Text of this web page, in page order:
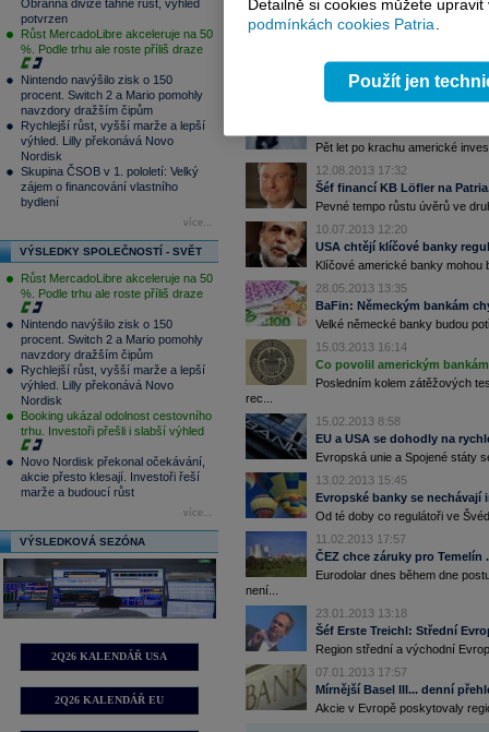
Obranná divize táhne růst, výhled
potvrzen
Růst MercadoLibre akceleruje na 50
%. Podle trhu ale roste příliš draze
Nintendo navýšilo zisk o 150
procent. Switch 2 a Mario pomohly
navzdory dražším čipům
Rychlejší růst, vyšší marže a lepší
výhled. Lilly překonává Novo
Nordisk
Skupina ČSOB v 1. pololetí: Velký
zájem o financování vlastního
bydlení
více...
VÝSLEDKY SPOLEČNOSTÍ - SVĚT
Růst MercadoLibre akceleruje na 50
%. Podle trhu ale roste příliš draze
Nintendo navýšilo zisk o 150
procent. Switch 2 a Mario pomohly
navzdory dražším čipům
Rychlejší růst, vyšší marže a lepší
výhled. Lilly překonává Novo
Nordisk
Booking ukázal odolnost cestovního
trhu. Investoři přešli i slabší výhled
Novo Nordisk překonal očekávání,
akcie přesto klesají. Investoři řeší
marže a budoucí růst
více...
VÝSLEDKOVÁ SEZÓNA
2Q26 KALENDÁŘ USA
2Q26 KALENDÁŘ EU
Prověrka 128 evropských
Evropská centrální banka,
ČNB zvolila čtyři systémové
Česká národní banka za
Pět let po krachu americké
12.08.2013 17:32
Šéf financí KB Löfler na
Pevné tempo růstu úvěrů ve
10.07.2013 12:20
USA chtějí klíčové banky
Klíčové americké banky mohou
28.05.2013 13:35
BaFin: Německým bankám
Velké německé banky budou
15.03.2013 16:14
Co povolil americkým
Posledním kolem zátěžových
rec...
15.02.2013 8:58
EU a USA se dohodly na
Evropská unie a Spojené státy
13.02.2013 15:45
Evropské banky se nechávají
Od té doby co regulátoři ve
11.02.2013 17:57
ČEZ chce záruky pro Temelín
Eurodolar dnes během dne
není...
23.01.2013 13:18
Šéf Erste Treichl: Střední
Region střední a východní
07.01.2013 17:57
Mírnější Basel III... denní
Akcie v Evropě poskytovaly
Detailně si cookies můžete
podmínkách cookies Patria.
Použít jen